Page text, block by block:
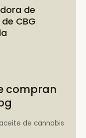
de
CBG
compran
de cannabis